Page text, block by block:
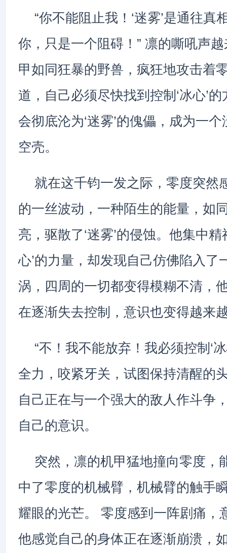
“你不能阻止我！‘迷雾’是通往真
你，只是一个阻碍！” 凛的嘶吼声
甲如同狂暴的野兽，疯狂地攻击着
道，自己必须尽快找到控制‘冰心’
会彻底沦为‘迷雾’的傀儡，成为一
空壳。
就在这千钧一发之际，零度突然
的一丝波动，一种陌生的能量，如
亮，驱散了‘迷雾’的侵蚀。他集中精
心’的力量，却发现自己仿佛陷入了
涡，四周的一切都变得模糊不清，
在逐渐失去控制，意识也变得越来
“不！我不能放弃！我必须控制‘
全力，咬紧牙关，试图保持清醒的
自己正在与一个强大的敌人作斗争
自己的意识。
突然，凛的机甲猛地撞向零度，
中了零度的机械臂，机械臂的触手
耀眼的光芒。 零度感到一阵剧痛，
他感觉自己的身体正在逐渐崩溃，